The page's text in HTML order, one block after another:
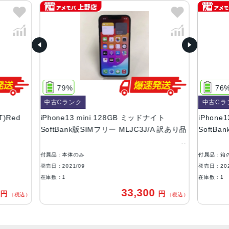
カラー
(PRODUCT)RED 、スターライト、ミッドナイト、ブル
ー、ピンク、グリーン
容量
128GB、256GB、512GB
サイズ・重さ
131.5×64.2×7.65mm ・140g
液晶
5.4インチ（対角）オールスクリーンOLEDディスプレイ
IEC規格60529にもとづくIP68等級（最大水深6メートルで
最大30分間）
カメラ
円 （税込）
iPhone13 mini 128GB ミッドナイト
SoftBank版SIMフリー MLJC3J/A 訳あり品
79%
中古Cランク
付属品：本体のみ
発売日：2021/09
在庫数：1
33,300 円 （税込）
中古Cラ
付属品：箱
発売日：
在庫数：1